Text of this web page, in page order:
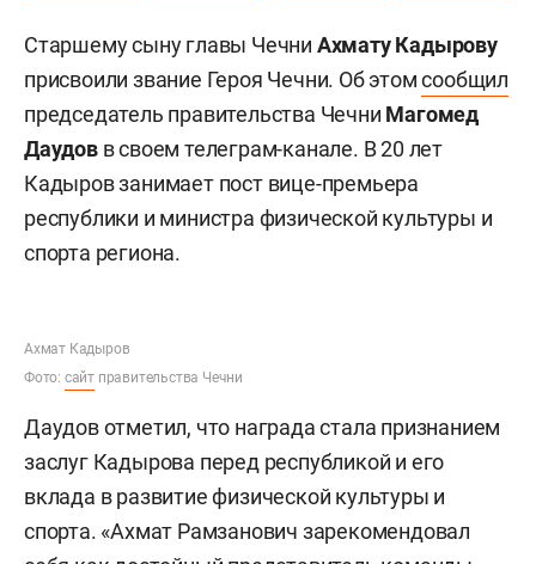
Старшему сыну главы Чечни Ахмату Кадырову
присвоили звание Героя Чечни. Об этомсообщил
председатель правительства Чечни Магомед
Даудов в своем телеграм-канале. В 20 лет
Кадыров занимает пост вице-премьера
республики и министра физической культуры и
спорта региона.
Ахмат Кадыров
Фото: сайт правительства Чечни
Даудов отметил, что награда стала признанием
заслуг Кадырова перед республикой и его
вклада в развитие физической культуры и
спорта. «Ахмат Рамзанович зарекомендовал